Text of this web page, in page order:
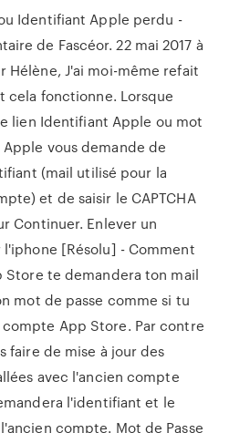
Identifiant Apple perdu -
de Fascéor. 22 mai 2017 à
Hélène, J'ai moi-même refait
cela fonctionne. Lorsque
lien Identifiant Apple ou mot
vous demande de
(mail utilisé pour la
et de saisir le CAPTCHA
Continuer. Enlever un
[Résolu] - Comment
Store te demandera ton mail
mot de passe comme si tu
compte App Store. Par contre
faire de mise à jour des
avec l'ancien compte
l'identifiant et le
compte. Mot de Passe